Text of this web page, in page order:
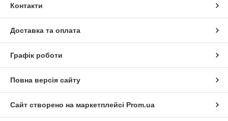
Контакти
Доставка та оплата
Графік роботи
Повна версія сайту
Сайт створено на маркетплейсі Prom.ua